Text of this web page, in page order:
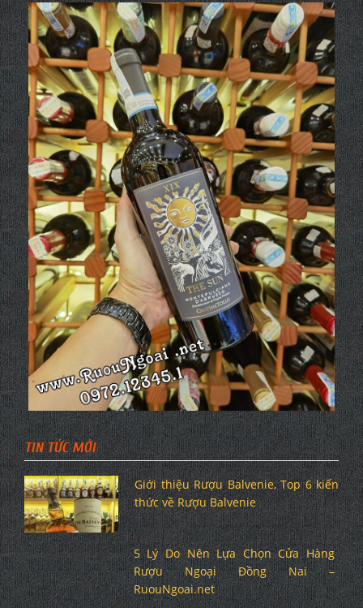
TIN TỨC MỚI
Giới thiệu Rượu Balvenie, Top 6 kiến
thức về Rượu Balvenie
5 Lý Do Nên Lựa Chọn Cửa Hàng
Rượu Ngoại Đồng Nai –
RuouNgoai.net